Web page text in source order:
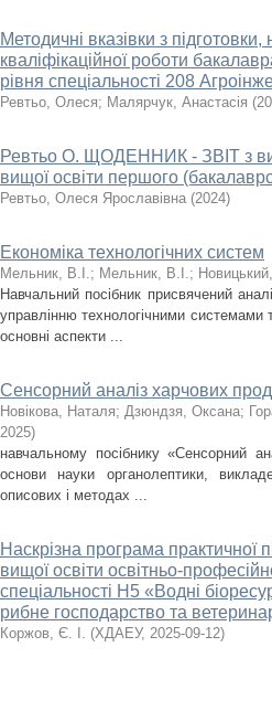
Методичні вказівки з
кваліфікаційної роботи
рівня спеціальності 208
Ревтьо, Олеся; Малярчук, Анастасія (
Ревтьо О. ЩОДЕННИК - ЗВІТ з
вищої освіти першого
Ревтьо, Олеся Ярославівна (2024)
Економіка технологічних систем
Мельник, В.І.; Мельник, В.І.;
Навчальний посібник присвячений
управлінню технологічними системами
основні аспекти ...
Сенсорний аналіз харчових
Новікова, Наталя; Дзюндзя, Оксана;
2025)
навчальному посібнику «Сенсорний
основи науки органолептики,
описових і методах ...
Наскрізна програма практичної
вищої освіти освітньо-
спеціальності Н5 «Водні
рибне господарство та
Коржов, Є. І. (ХДАЕУ, 2025-09-12)